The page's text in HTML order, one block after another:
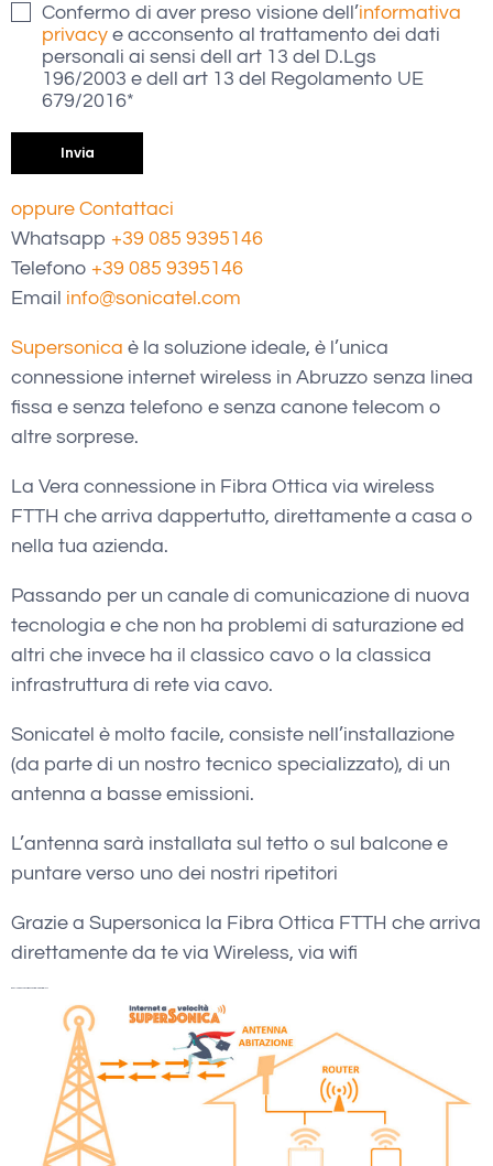
Confermo di aver preso visione dell’informativa
privacy e acconsento al trattamento dei dati
personali ai sensi dell art 13 del D.Lgs
196/2003 e dell art 13 del Regolamento UE
679/2016*
oppure Contattaci
Whatsapp +39 085 9395146
Telefono +39 085 9395146
Email info@sonicatel.com
Supersonica è la soluzione ideale, è l’unica
connessione internet wireless in Abruzzo senza linea
fissa e senza telefono e senza canone telecom o
altre sorprese.
La Vera connessione in Fibra Ottica via wireless
FTTH che arriva dappertutto, direttamente a casa o
nella tua azienda.
Passando per un canale di comunicazione di nuova
tecnologia e che non ha problemi di saturazione ed
altri che invece ha il classico cavo o la classica
infrastruttura di rete via cavo.
Sonicatel è molto facile, consiste nell’installazione
(da parte di un nostro tecnico specializzato), di un
antenna a basse emissioni.
L’antenna sarà installata sul tetto o sul balcone e
puntare verso uno dei nostri ripetitori
Grazie a Supersonica la Fibra Ottica FTTH che arriva
direttamente da te via Wireless, via wifi